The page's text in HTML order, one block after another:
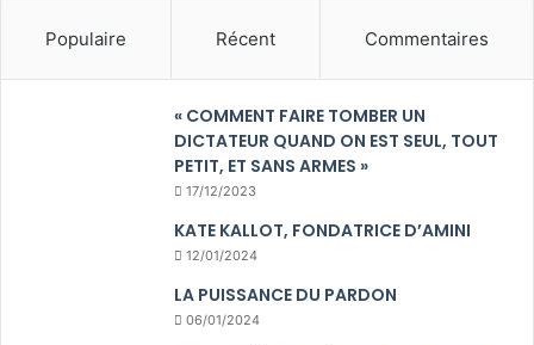
Populaire Récent Commentaires
« COMMENT FAIRE TOMBER UN
DICTATEUR QUAND ON EST SEUL, TOUT
PETIT, ET SANS ARMES »
17/12/2023
KATE KALLOT, FONDATRICE D’AMINI
12/01/2024
LA PUISSANCE DU PARDON
06/01/2024